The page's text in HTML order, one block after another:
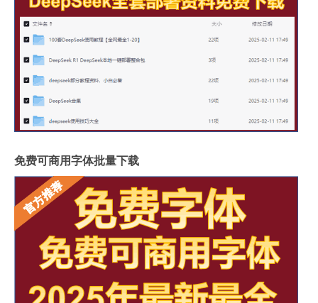
免费可商用字体批量下载